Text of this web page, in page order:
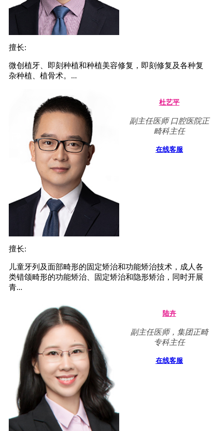
擅长:
微创植牙、即刻种植和种植美容修复，即刻修复及各种复
杂种植、植骨术。...
杜艺平
副主任医师 口腔医院正
畸科主任
在线客服
擅长:
儿童牙列及面部畸形的固定矫治和功能矫治技术，成人各
类错颌畸形的功能矫治、固定矫治和隐形矫治，同时开展
青...
陆卉
副主任医师，集团正畸
专科主任
在线客服